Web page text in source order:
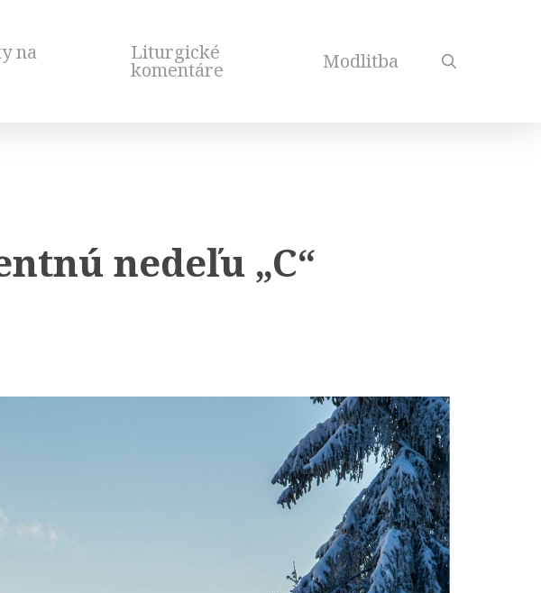
na Liturgické
komentáre Modlitba
nedeľu „C“